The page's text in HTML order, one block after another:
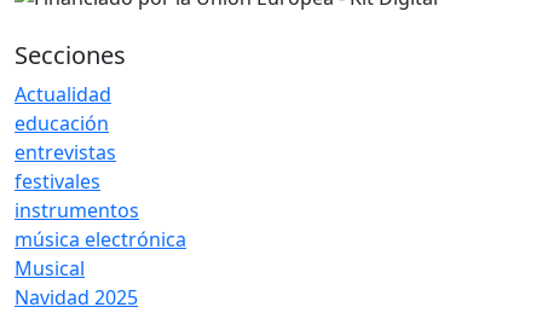
Secciones
Actualidad
educación
entrevistas
festivales
instrumentos
música electrónica
Musical
Navidad 2025